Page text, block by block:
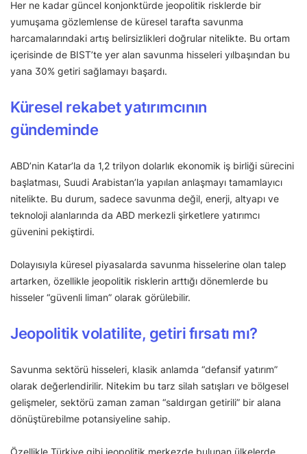
Her ne kadar güncel konjonktürde jeopolitik risklerde bir
yumuşama gözlemlense de küresel tarafta savunma
harcamalarındaki artış belirsizlikleri doğrular nitelikte. Bu ortam
içerisinde de BIST’te yer alan savunma hisseleri yılbaşından bu
yana 30% getiri sağlamayı başardı.
Küresel rekabet yatırımcının
gündeminde
ABD’nin Katar’la da 1,2 trilyon dolarlık ekonomik iş birliği sürecini
başlatması, Suudi Arabistan’la yapılan anlaşmayı tamamlayıcı
nitelikte. Bu durum, sadece savunma değil, enerji, altyapı ve
teknoloji alanlarında da ABD merkezli şirketlere yatırımcı
güvenini pekiştirdi.
Dolayısıyla küresel piyasalarda savunma hisselerine olan talep
artarken, özellikle jeopolitik risklerin arttığı dönemlerde bu
hisseler “güvenli liman” olarak görülebilir.
Jeopolitik volatilite, getiri fırsatı mı?
Savunma sektörü hisseleri, klasik anlamda “defansif yatırım”
olarak değerlendirilir. Nitekim bu tarz silah satışları ve bölgesel
gelişmeler, sektörü zaman zaman “saldırgan getirili” bir alana
dönüştürebilme potansiyeline sahip.